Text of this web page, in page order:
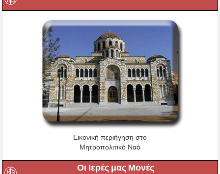
Εικονική περιήγηση στο
Μητροπολιτικό Ναό
Οι Ιερές μας Μονές